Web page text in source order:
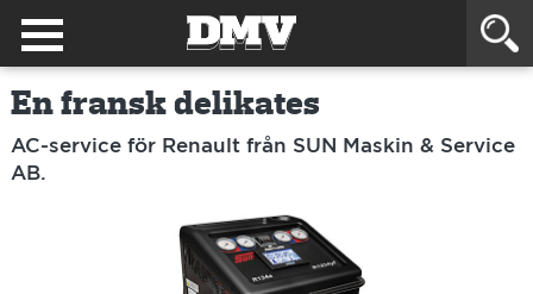
En fransk delikates
AC-service för Renault från SUN Maskin & Service
AB.